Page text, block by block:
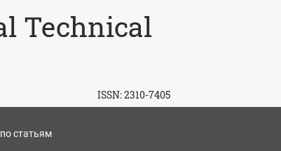
Technical
ISSN:2310-7405
статьям